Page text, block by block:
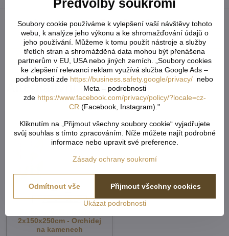
FacebookTwitterBlueskyPinterestReddit LinkedInWhatsApp
E-
mail
Předchozí produkt Následující produkt
Alternativní produkty
2x150x250cm - Orchidej
na kamenech
Předvolby soukromí
Soubory cookie používáme k vylepšení vaší návštěvy tohoto
webu, k analýze jeho výkonu a ke shromažďování údajů o
jeho používání. Můžeme k tomu použít nástroje a služby
třetích stran a shromážděná data mohou být přenášena
partnerům v EU, USA nebo jiných zemích. „Soubory cookies
ke zlepšení relevanci reklam využívá služba Google Ads –
podrobnosti zde https://business.safety.google/privacy/ nebo
Meta – podrobnosti
zde https://www.facebook.com/privacy/policy/?locale=cz-
CR (Facebook, Instagram)."
Kliknutím na „Přijmout všechny soubory cookie“ vyjadřujete
svůj souhlas s tímto zpracováním. Níže můžete najít podrobné
informace nebo upravit své preference.
Zásady ochrany soukromí
Ukázat podrobnosti
Přijmout všechny cookies
Odmítnout vše